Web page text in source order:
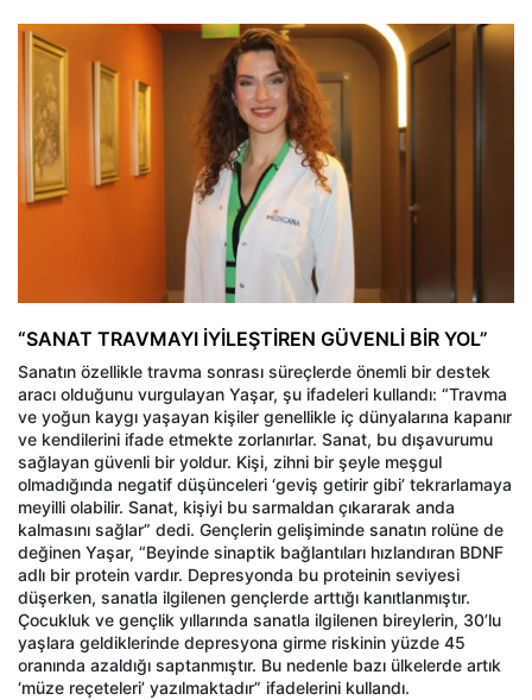
“SANAT TRAVMAYI İYİLEŞTİREN GÜVENLİ BİR YOL”
Sanatın özellikle travma sonrası süreçlerde önemli bir destek
aracı olduğunu vurgulayan Yaşar, şu ifadeleri kullandı: “Travma
ve yoğun kaygı yaşayan kişiler genellikle iç dünyalarına kapanır
ve kendilerini ifade etmekte zorlanırlar. Sanat, bu dışavurumu
sağlayan güvenli bir yoldur. Kişi, zihni bir şeyle meşgul
olmadığında negatif düşünceleri ‘geviş getirir gibi’ tekrarlamaya
meyilli olabilir. Sanat, kişiyi bu sarmaldan çıkararak anda
kalmasını sağlar” dedi. Gençlerin gelişiminde sanatın rolüne de
değinen Yaşar, “Beyinde sinaptik bağlantıları hızlandıran BDNF
adlı bir protein vardır. Depresyonda bu proteinin seviyesi
düşerken, sanatla ilgilenen gençlerde arttığı kanıtlanmıştır.
Çocukluk ve gençlik yıllarında sanatla ilgilenen bireylerin, 30’lu
yaşlara geldiklerinde depresyona girme riskinin yüzde 45
oranında azaldığı saptanmıştır. Bu nedenle bazı ülkelerde artık
‘müze reçeteleri’ yazılmaktadır” ifadelerini kullandı.